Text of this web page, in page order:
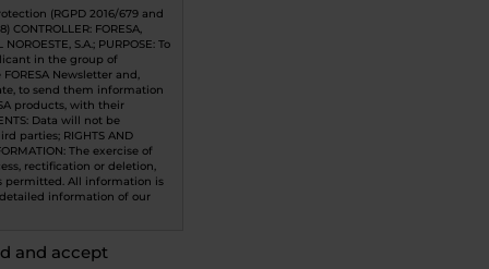
(RGPD 2016/679 and
CONTROLLER: FORESA,
NOROESTE, S.A.; PURPOSE: To
in the group of
Newsletter and,
to send them information
products, with their
Data will not be
parties; RIGHTS AND
The exercise of
rectification or deletion,
permitted. All information is
information of our
and accept